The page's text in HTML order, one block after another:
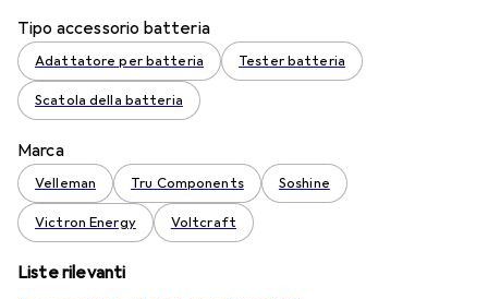
Tipo accessorio batteria
Adattatore per batteria Tester batteria
Scatola della batteria
Marca
Velleman Tru Components Soshine
Victron Energy Voltcraft
Liste rilevanti